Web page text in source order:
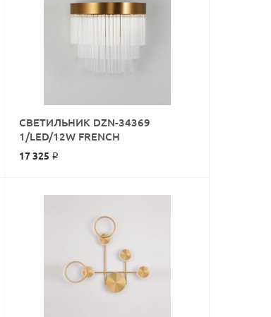
СВЕТИЛЬНИК DZN-34369
1/LED/12W FRENCH
17 325 ₽
КУПИТЬ